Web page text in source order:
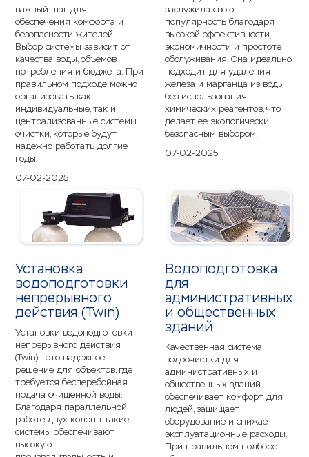
важный шаг для
обеспечения комфорта и
безопасности жителей.
Выбор системы зависит от
качества воды, объемов
потребления и бюджета. При
правильном подходе можно
организовать как
индивидуальные, так и
централизованные системы
очистки, которые будут
надежно работать долгие
годы.
07-02-2025
заслужила свою
популярность благодаря
высокой эффективности,
экономичности и простоте
обслуживания. Она идеально
подходит для удаления
железа и марганца из воды
без использования
химических реагентов, что
делает ее экологически
безопасным выбором.
07-02-2025
Установка
водоподготовки
непрерывного
действия (Twin)
Установки водоподготовки
непрерывного действия
(Twin) - это надежное
решение для объектов, где
требуется бесперебойная
подача очищенной воды.
Благодаря параллельной
работе двух колонн такие
системы обеспечивают
высокую
Водоподготовка
для
административных
и общественных
зданий
Качественная система
водоочистки для
административных и
общественных зданий
обеспечивает комфорт для
людей, защищает
оборудование и снижает
эксплуатационные расходы.
При правильном подборе